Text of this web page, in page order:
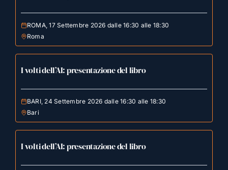
ROMA, 17 Settembre 2026 dalle 16:30 alle 18:30
Roma
I volti dell’AI: presentazione del libro
BARI, 24 Settembre 2026 dalle 16:30 alle 18:30
Bari
I volti dell’AI: presentazione del libro